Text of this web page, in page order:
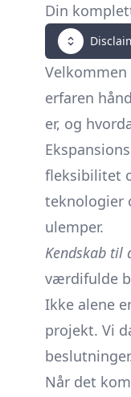
Din
erfaren
er, og
fleksibilitet
teknologier
ulemper.
Kendskab til
værdifulde
Ikke alene
projekt. Vi
Når det